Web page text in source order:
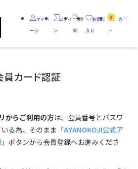
マイペ
ージ
ログイ
ン
検
索
お気に
入り
0 カー
ト
員カード認証
からご利用の方は、会員番号とパスワ
る為、そのまま 「AYANOKOJI公式ア
ボタンから会員登録へお進みくださ